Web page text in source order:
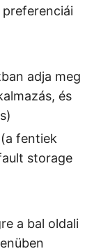
adja meg
és
fentiek
storage
a bal oldali